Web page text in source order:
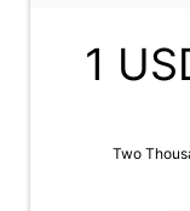
1
Two